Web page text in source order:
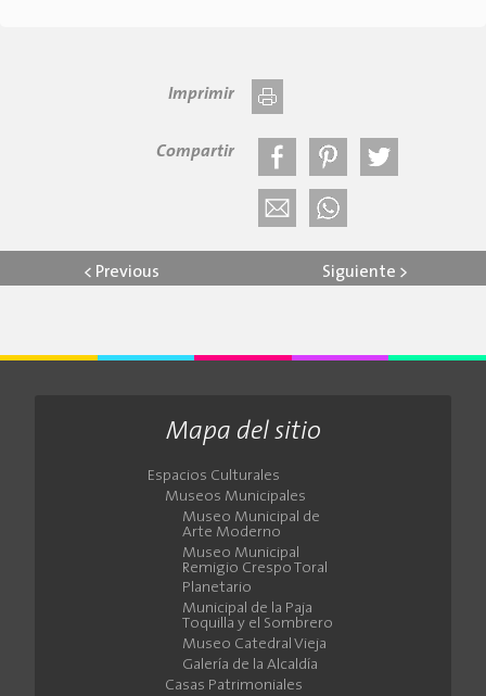
Imprimir
Compartir
< Previous Siguiente >
Mapa del sitio
Espacios Culturales
Museos Municipales
Museo Municipal de
Arte Moderno
Museo Municipal
Remigio Crespo Toral
Planetario
Municipal de la Paja
Toquilla y el Sombrero
Museo Catedral Vieja
Galería de la Alcaldía
Casas Patrimoniales